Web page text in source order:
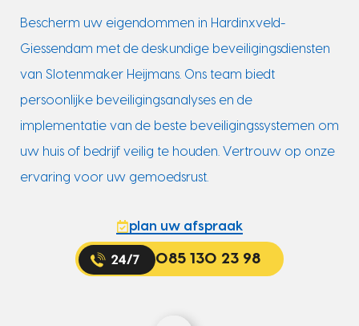
Bescherm uw eigendommen in Hardinxveld-
Giessendam met de deskundige beveiligingsdiensten
van Slotenmaker Heijmans. Ons team biedt
persoonlijke beveiligingsanalyses en de
implementatie van de beste beveiligingssystemen om
uw huis of bedrijf veilig te houden. Vertrouw op onze
ervaring voor uw gemoedsrust.
plan uw afspraak
085 130 23 98